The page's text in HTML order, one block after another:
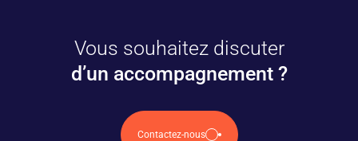
Vous souhaitez discuter
d’un accompagnement ?
Contactez-nous